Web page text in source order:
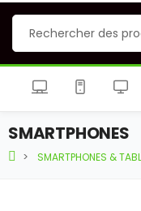
SMARTPHONES
SMARTPHONES &